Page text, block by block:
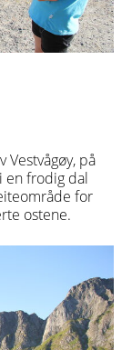
Vestvågøy, på
en frodig dal
for
ostene.